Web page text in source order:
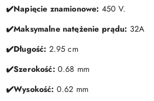
✔️Napięcie znamionowe: 450 V.
✔️Maksymalne natężenie prądu: 32A
✔️Długość: 2.95 cm
✔️Szerokość: 0.68 mm
✔️Wysokość: 0.62 mm